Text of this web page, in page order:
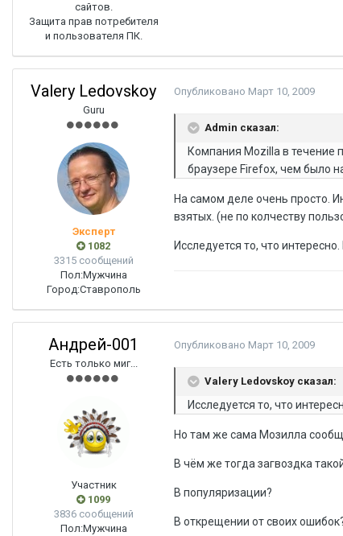
сайтов.
Защита прав потребителя
и пользователя ПК.
Valery Ledovskoy
Guru
Эксперт
1082
3315 сообщений
Пол:Мужчина
Город:Ставрополь
Опубликовано Март 10, 2009
Admin сказал:
Компания Mozilla в течение
браузере Firefox, чем было
На самом деле очень просто.
взятых. (не по колчеству
Исследуется то, что
Андрей-001
Есть только миг...
Участник
1099
3836 сообщений
Пол:Мужчина
Опубликовано Март 10, 2009
Valery Ledovskoy сказал:
Исследуется то, что
Но там же сама Мозилла
В чём же тогда загвоздка
В популяризации?
В открещении от своих